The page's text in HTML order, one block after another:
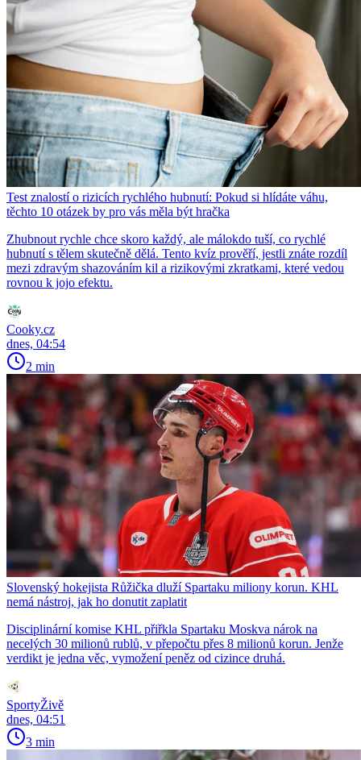
Test znalostí o rizicích rychlého hubnutí: Pokud si hlídáte váhu,
těchto 10 otázek by pro vás měla být hračka
Zhubnout rychle chce skoro každý, ale málokdo tuší, co rychlé
hubnutí s tělem skutečně dělá. Tento kvíz prověří, jestli znáte rozdíl
mezi zdravým shazováním kil a rizikovými zkratkami, které vedou
rovnou k jojo efektu.
Cooky.cz
dnes, 04:54
2 min
Slovenský hokejista Růžička dluží Spartaku miliony korun. KHL
nemá nástroj, jak ho donutit zaplatit
Disciplinární komise KHL přiřkla Spartaku Moskva nárok na
necelých 30 milionů rublů, v přepočtu přes 8 milionů korun. Jenže
verdikt je jedna věc, vymožení peněz od cizince druhá.
SportyŽivě
dnes, 04:51
3 min